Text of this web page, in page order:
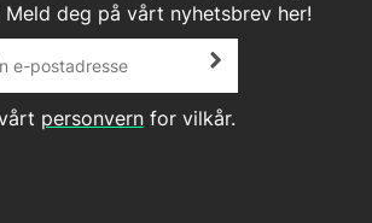
Meld deg på vårt nyhetsbrev her!
personvernfor vilkår.